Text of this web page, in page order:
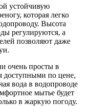
устойчивую
которая легко
Высота
регулируются, а
позволяют даже
очень просты в
доступными по цене,
вода в водопроводе
мытье будет
в жаркую погоду.